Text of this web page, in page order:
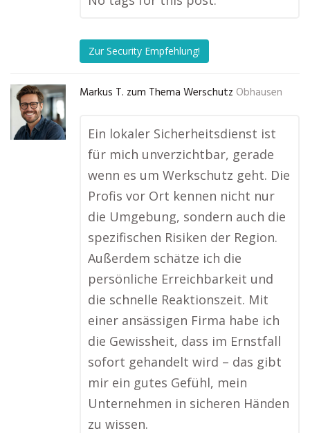
Zur Security Empfehlung!
Markus T. zum Thema Werschutz Obhausen
Ein lokaler Sicherheitsdienst ist
für mich unverzichtbar, gerade
wenn es um Werkschutz geht. Die
Profis vor Ort kennen nicht nur
die Umgebung, sondern auch die
spezifischen Risiken der Region.
Außerdem schätze ich die
persönliche Erreichbarkeit und
die schnelle Reaktionszeit. Mit
einer ansässigen Firma habe ich
die Gewissheit, dass im Ernstfall
sofort gehandelt wird – das gibt
mir ein gutes Gefühl, mein
Unternehmen in sicheren Händen
zu wissen.